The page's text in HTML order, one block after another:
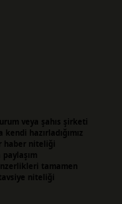
veya şahıs şirketi
hazırladığımız
haber niteliği
tamamen
niteliği